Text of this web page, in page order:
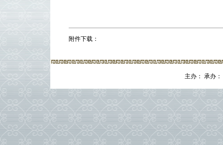
附件下载：
主办： 承办